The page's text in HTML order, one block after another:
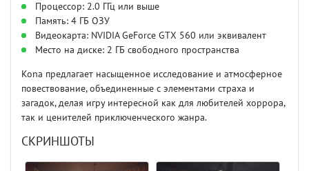
Процессор: 2.0 ГГц или выше
Память: 4 ГБ ОЗУ
Видеокарта: NVIDIA GeForce GTX 560 или эквивалент
Место на диске: 2 ГБ свободного пространства
Kona предлагает насыщенное исследование и атмосферное
повествование, объединенные с элементами страха и
загадок, делая игру интересной как для любителей хоррора,
так и ценителей приключенческого жанра.
СКРИНШОТЫ